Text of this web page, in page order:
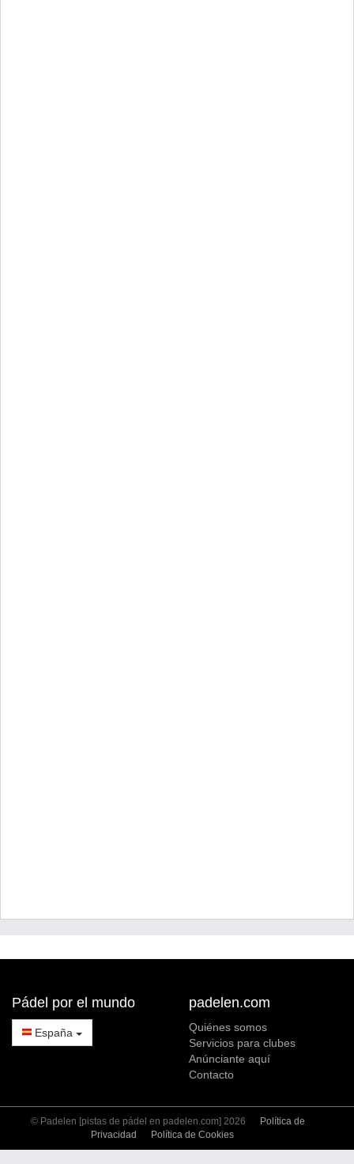
Pádel por el mundo
España
padelen.com
Quiénes somos
Servicios para clubes
Anúnciante aquí
Contacto
© Padelen [pistas de pádel en padelen.com] 2026
Política de
Privacidad
Política de Cookies